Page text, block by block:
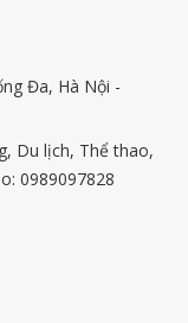
Đa, Hà Nội -
Du lịch, Thể thao,
0989097828